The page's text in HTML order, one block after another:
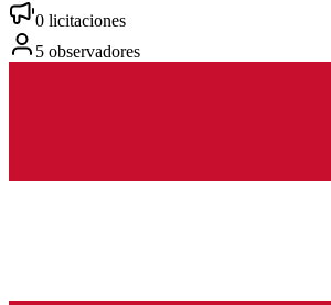
0 licitaciones
5 observadores